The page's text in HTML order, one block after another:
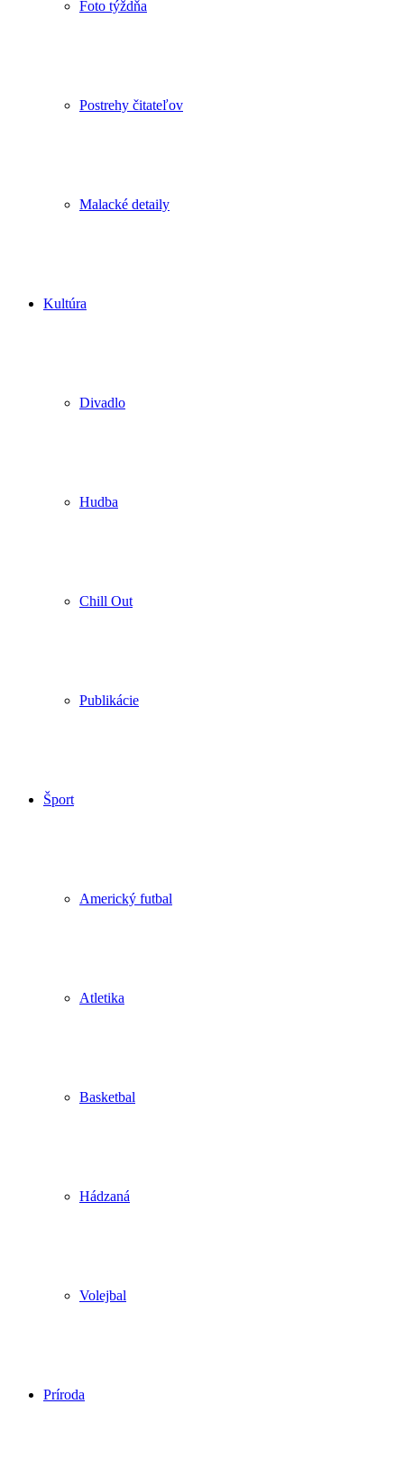
Foto týždňa
Postrehy čitateľov
Malacké detaily
Kultúra
Divadlo
Hudba
Chill Out
Publikácie
Šport
Americký futbal
Atletika
Basketbal
Hádzaná
Volejbal
Príroda